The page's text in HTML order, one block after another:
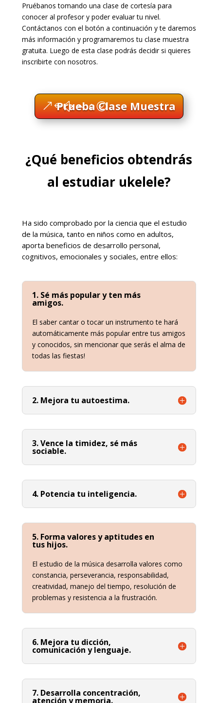
Pruébanos tomando una clase de cortesía para
conocer al profesor y poder evaluar tu nivel.
Contáctanos con el botón a continuación y te daremos
más información y programaremos tu clase muestra
gratuita. Luego de esta clase podrás decidir si quieres
inscribirte con nosotros.
Prueba Clase Muestra
¿Qué beneficios obtendrás
al estudiar ukelele?
Ha sido comprobado por la ciencia que el estudio
de la música, tanto en niños como en adultos,
aporta beneficios de desarrollo personal,
cognitivos, emocionales y sociales, entre ellos:
1. Sé más popular y ten más
amigos.
El saber cantar o tocar un instrumento te hará
automáticamente más popular entre tus amigos
y conocidos, sin mencionar que serás el alma de
todas las fiestas!
2. Mejora tu autoestima.
3. Vence la timidez, sé más
sociable.
4. Potencia tu inteligencia.
5. Forma valores y aptitudes en
tus hijos.
El estudio de la música desarrolla valores como
constancia, perseverancia, responsabilidad,
creatividad, manejo del tiempo, resolución de
problemas y resistencia a la frustración.
6. Mejora tu dicción,
comunicación y lenguaje.
7. Desarrolla concentración,
atención y memoria.